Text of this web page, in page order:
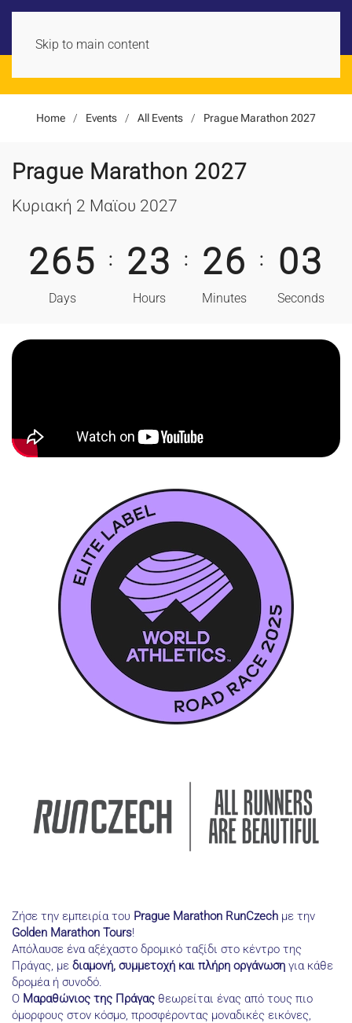
Skip to main content
Official
Home Events All Events Prague Marathon 2027
Prague Marathon 2027
Κυριακή 2 Μαϊου 2027
265
Days
: 23
Hours
: 26
Minutes
: 02
Seconds
Ζήσε την εμπειρία του Prague Marathon RunCzech με την
Golden Marathon Tours!
Απόλαυσε ένα αξέχαστο δρομικό ταξίδι στο κέντρο της
Πράγας, με διαμονή, συμμετοχή και πλήρη οργάνωση για κάθε
δρομέα ή συνοδό.
Ο Μαραθώνιος της Πράγας θεωρείται ένας από τους πιο
όμορφους στον κόσμο, προσφέροντας μοναδικές εικόνες,